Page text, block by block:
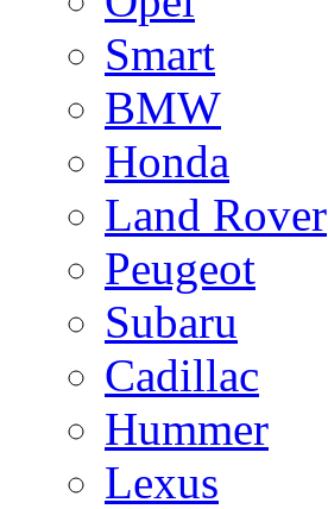
Smart
BMW
Honda
Land Rover
Peugeot
Subaru
Cadillac
Hummer
Lexus